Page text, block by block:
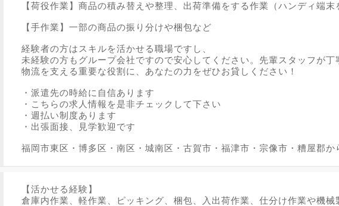
【荷役作業】商品の積み替えや整理、出荷準備をする作業（ハンディ端末
【手作業】一部の商品の振り分けや梱包など
経験者の方はスキルを活かせる職場ですし、
未経験の方もグループ会社ですので安心してください。先輩スタッフが
物流を支える重要な役割に、あなたの力をぜひお貸しください！
・派遣先の時給に自信あります
・こちらの求人情報を是非チェックして下さい
・週払い制度あります
・出張面接、見学歓迎です
福岡市東区・博多区・南区・城南区・古賀市・福津市・宗像市・糟屋郡
【活かせる経験】
倉庫内作業、軽作業、ピッキング、梱包、入出荷作業、仕分け作業や機